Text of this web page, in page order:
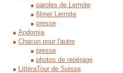
paroles de Lermite
filmer Lermite
presse
Andomia
Chacun pour l'autre
presse
photos de repérage
LittéraTour de Suisse